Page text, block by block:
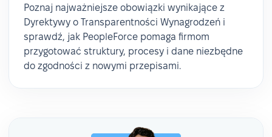
Poznaj najważniejsze obowiązki wynikające z
Dyrektywy o Transparentności Wynagrodzeń i
sprawdź, jak PeopleForce pomaga firmom
przygotować struktury, procesy i dane niezbędne
do zgodności z nowymi przepisami.